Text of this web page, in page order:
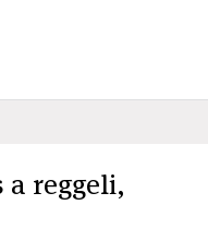
a reggeli,